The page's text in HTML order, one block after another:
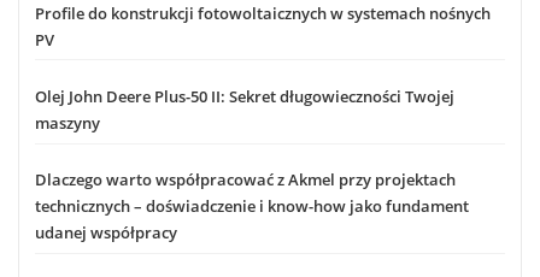
Profile do konstrukcji fotowoltaicznych w systemach nośnych
PV
Olej John Deere Plus-50 II: Sekret długowieczności Twojej
maszyny
Dlaczego warto współpracować z Akmel przy projektach
technicznych – doświadczenie i know-how jako fundament
udanej współpracy